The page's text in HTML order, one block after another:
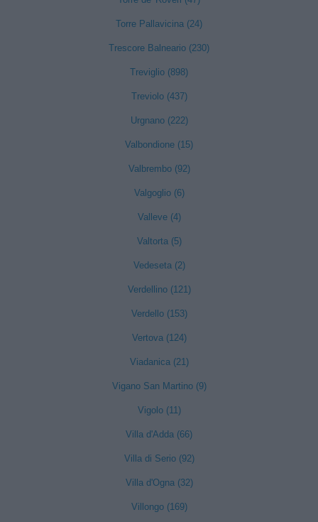
Torre Pallavicina (24)
Trescore Balneario (230)
Treviglio (898)
Treviolo (437)
Urgnano (222)
Valbondione (15)
Valbrembo (92)
Valgoglio (6)
Valleve (4)
Valtorta (5)
Vedeseta (2)
Verdellino (121)
Verdello (153)
Vertova (124)
Viadanica (21)
Vigano San Martino (9)
Vigolo (11)
Villa d'Adda (66)
Villa di Serio (92)
Villa d'Ogna (32)
Villongo (169)